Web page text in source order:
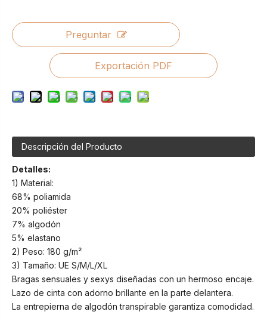
Preguntar
Exportación PDF
Descripción del Producto
Detalles:
1) Material:
68% poliamida
20% poliéster
7% algodón
5% elastano
2) Peso: 180 g/m²
3) Tamaño: UE S/M/L/XL
Bragas sensuales y sexys diseñadas con un hermoso encaje.
Lazo de cinta con adorno brillante en la parte delantera.
La entrepierna de algodón transpirable garantiza comodidad.